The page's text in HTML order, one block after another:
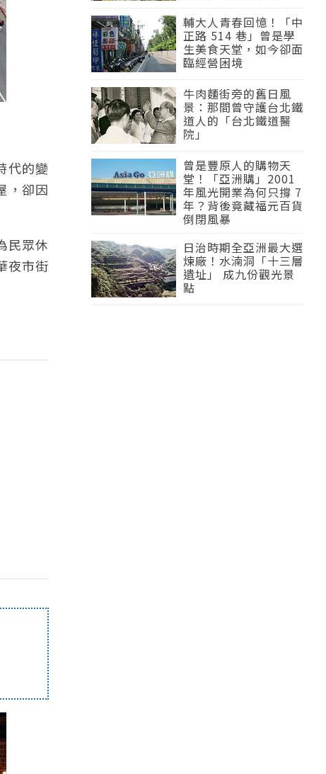
代的變
，卻因
民眾休
夜市街
輔大人青春回憶！「中
正路 514 巷」曾是學
生美食天堂，如今卻面
臨經營困境
牛肉麵街旁的舊日風
景：那間曾守護台北鐵
道人的「台北鐵道醫
院」
曾是豐原人的購物天
堂！「亞洲購」2001
年風光開業為何只撐 7
年？背後竟藏福元百貨
倒閉風暴
日治時期全亞洲最大選
煉廠！水湳洞「十三層
遺址」 成九份觀光景
點